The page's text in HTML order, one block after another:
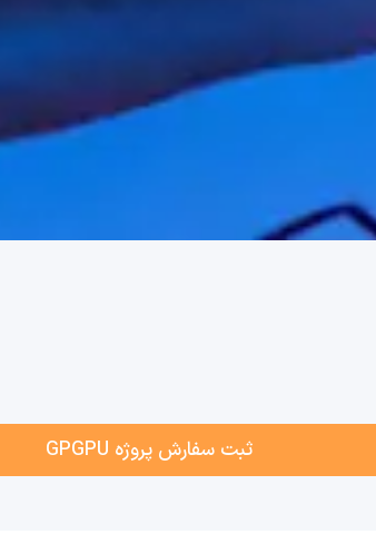
ثبت سفارش پروژه GPGPU